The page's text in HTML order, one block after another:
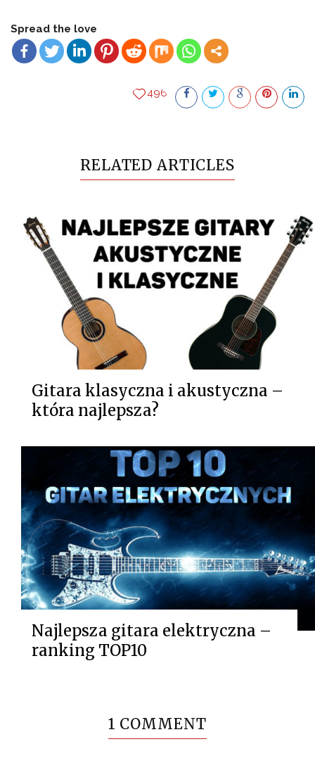
Spread the love
496
RELATED ARTICLES
Gitara klasyczna i akustyczna –
która najlepsza?
Najlepsza gitara elektryczna –
ranking TOP10
1 COMMENT